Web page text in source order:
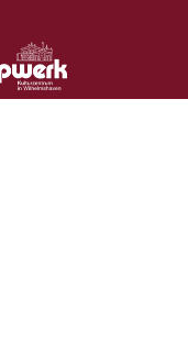
MEDIA LIVECAST
we stream – you enjoy!